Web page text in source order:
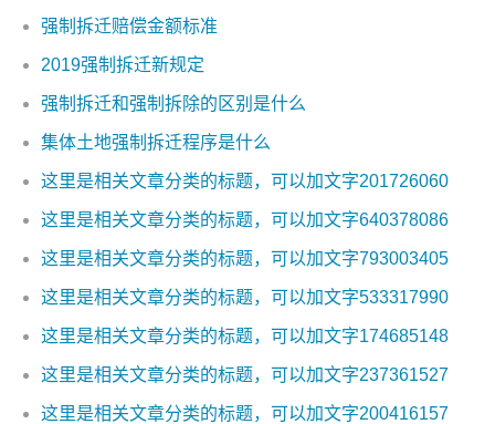
强制拆迁赔偿金额标准
2019强制拆迁新规定
强制拆迁和强制拆除的区别是什么
集体土地强制拆迁程序是什么
这里是相关文章分类的标题，可以加文字201726060
这里是相关文章分类的标题，可以加文字640378086
这里是相关文章分类的标题，可以加文字793003405
这里是相关文章分类的标题，可以加文字533317990
这里是相关文章分类的标题，可以加文字174685148
这里是相关文章分类的标题，可以加文字237361527
这里是相关文章分类的标题，可以加文字200416157